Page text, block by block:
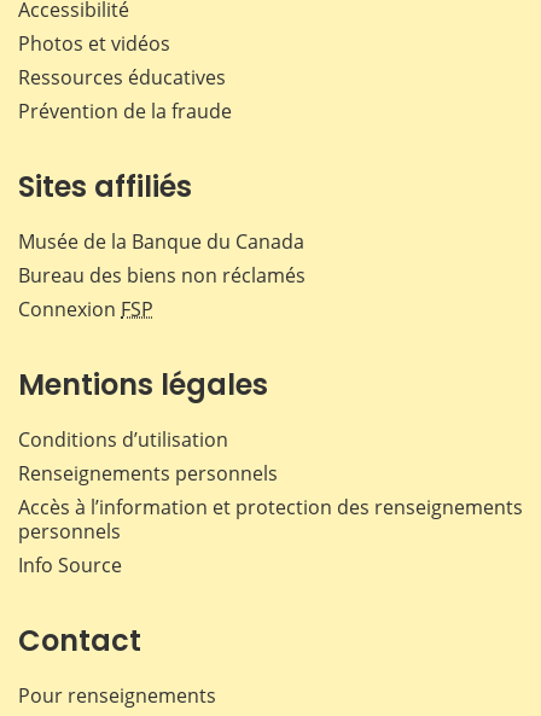
Accessibilité
Photos et vidéos
Ressources éducatives
Prévention de la fraude
Sites affiliés
Musée de la Banque du Canada
Bureau des biens non réclamés
Connexion FSP
Mentions légales
Conditions d’utilisation
Renseignements personnels
Accès à l’information et protection des renseignements
personnels
Info Source
Contact
Pour renseignements